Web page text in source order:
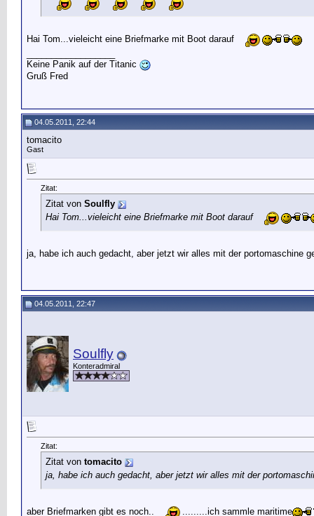
Hai Tom...vieleicht eine Briefmarke mit Boot darauf
Keine Panik auf der Titanic
Gruß Fred
04.05.2011, 22:44
tomacito
Gast
Zitat:
Zitat von Soulfly
Hai Tom...vieleicht eine Briefmarke mit Boot darauf
ja, habe ich auch gedacht, aber jetzt wir alles mit der portomaschine
04.05.2011, 22:47
Soulfly
Konteradmiral
Zitat:
Zitat von tomacito
ja, habe ich auch gedacht, aber jetzt wir alles mit der
aber Briefmarken gibt es noch.. .........ich sammle maritime